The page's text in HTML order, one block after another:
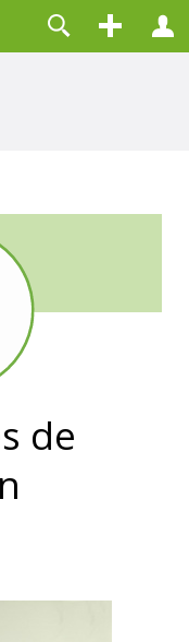
usuario?
de